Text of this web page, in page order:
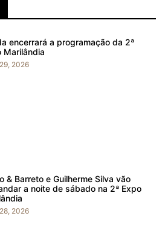
encerrará a programação da 2ª
Marilândia
2026
& Barreto e Guilherme Silva vão
a noite de sábado na 2ª Expo
2026